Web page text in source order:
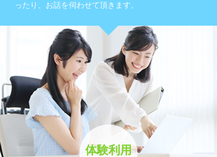
ったり、お話を伺わせて頂きます。
体験利用